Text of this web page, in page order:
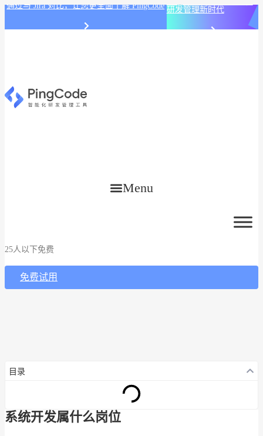
通过与 Jira 对比，让您更全面了解 PingCode 研发管理新时代
Menu
25人以下免费
免费试用
目录
系统开发属什么岗位